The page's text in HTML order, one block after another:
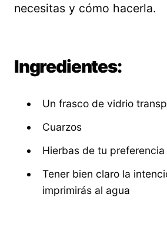
necesitas y cómo hacerla.
Ingredientes:
Un frasco de vidrio
Cuarzos
Hierbas de tu preferencia
Tener bien claro la
imprimirás al agua